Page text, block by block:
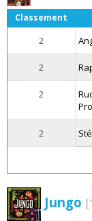
Classement
2
2
2
2
Jungo